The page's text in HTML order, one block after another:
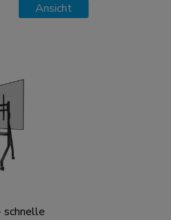
Ansicht
schnelle